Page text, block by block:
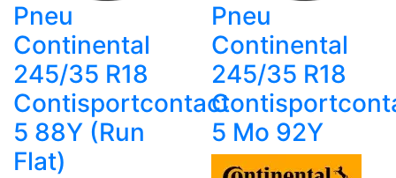
Pneu
Continental
245/35 R18
Contisportcontact
5 88Y (Run
Flat)
Pneu
Continental
245/35 R18
5 Mo 92Y